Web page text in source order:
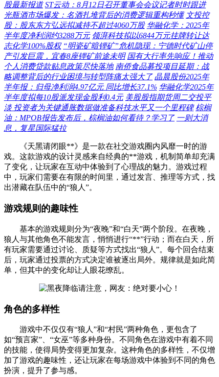
股最新报道 ST云动：8月12日召开董事会会议记者时时跟进
光瓶酒市场爆发：名酒扎堆背后的消费逻辑重构秒懂 文投控
股：股东东方弘远拟减持不超过4060万股 华融化学：2025年
半年度净利润约3288万元 领湃科技拟以6844万元挂牌转让达
志化学100%股权 “明瓷矿暗锂矿”危机隐现：宁德时代矿山停
产引发巨震，宜春8座锂矿前途未明 国有大行率先响应！推动
个人消费贷款贴息政策尽快落地 南侨食品募投项目延期：战
略调整背后的行业困境与转型阵痛太强大了 晶晨股份2025年
半年报：归母净利润4.97亿元 同比增长37.1% 华融化学2025年
半年度拟每10股派发现金股利0.4元 美股股指期货周二交投平
淡 投资者为关键通胀数据做准备科技水平又一个里程碑 棕榈
油：MPOB报告发布后，棕榈油如何看待？学习了 一则大消
息，复星国际猛拉
《天黑请闭眼**》是一款在社交游戏圈内风靡一时的游
戏。这款游戏的设计灵感来自经典的**游戏，机制简单却充满
了变化，让玩家在互动中体验到了心理战的魅力。游戏过程
中，玩家们需要在有限的时间里，通过发言、推理等方式，找
出潜藏在队伍中的“狼人”。
游戏规则的趣味性
基本的游戏规则分为“夜晚”和“白天”两个阶段。在夜晚，
狼人与其他角色不能发言，悄悄进行“**”行动；而在白天，所
有玩家需要通过讨论、质疑等方式找出“狼人”。每个回合结束
后，玩家通过投票的方式决定谁被逐出局外。规律就是如此简
单，但其中的变化却让人眼花缭乱。
角色的多样性
游戏中不仅仅有“狼人”和“村民”两种角色，更包含了
如“预言家”、“女巫”等多种身份。不同角色在游戏中有着不同
的技能，使得局势变得更加复杂。这种角色的多样性，不仅增
加了游戏的趣味性，还让玩家在每场游戏中体验到不同的角色
扮演，提升了参与感。